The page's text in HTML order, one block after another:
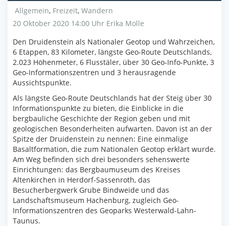
Allgemein, Freizeit, Wandern
20 Oktober 2020 14:00 Uhr Erika Molle
Den Druidenstein als Nationaler Geotop und Wahrzeichen,
6 Etappen, 83 Kilometer, längste Geo-Route Deutschlands,
2.023 Höhenmeter, 6 Flusstäler, über 30 Geo-Info-Punkte, 3
Geo-Informationszentren und 3 herausragende
Aussichtspunkte.
Als längste Geo-Route Deutschlands hat der Steig über 30
Informationspunkte zu bieten, die Einblicke in die
bergbauliche Geschichte der Region geben und mit
geologischen Besonderheiten aufwarten. Davon ist an der
Spitze der Druidenstein zu nennen: Eine einmalige
Basaltformation, die zum Nationalen Geotop erklärt wurde.
Am Weg befinden sich drei besonders sehenswerte
Einrichtungen: das Bergbaumuseum des Kreises
Altenkirchen in Herdorf-Sassenroth, das
Besucherbergwerk Grube Bindweide und das
Landschaftsmuseum Hachenburg, zugleich Geo-
Informationszentren des Geoparks Westerwald-Lahn-
Taunus.